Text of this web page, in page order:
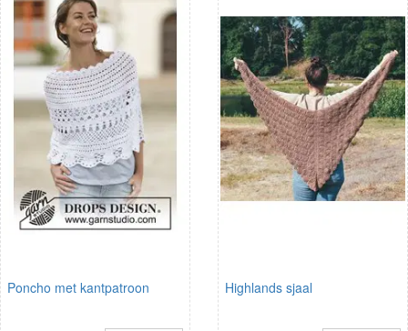
Poncho met kantpatroon Highlands sjaal